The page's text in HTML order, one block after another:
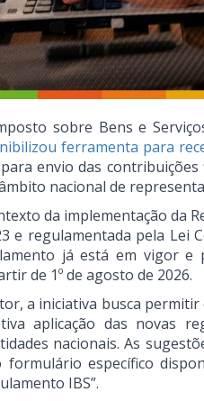
sobre Bens e
ferramenta para
envio das
nacional de
da implementação da
e regulamentada pela Lei
já está em vigor
de 1º de agosto de 2026.
a iniciativa busca
aplicação das novas
nacionais. As
formulário específico
IBS”.